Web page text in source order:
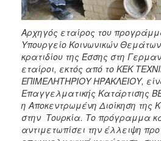
Αρχηγός εταίρος του
Υπουργείο Κοινωνικών
κρατιδίου της Έσσης στη
εταίροι, εκτός από το ΚΕΚ
ΕΠΙΜΕΛΗΤΗΡΙΟΥ ΗΡΑΚΛΕΙΟΥ,
Επαγγελματικής Κατάρτισης
η Αποκεντρωμένη Διοίκηση της
στην Τουρκία. Το πρόγραμμα
αντιμετωπίσει την έλλειψη